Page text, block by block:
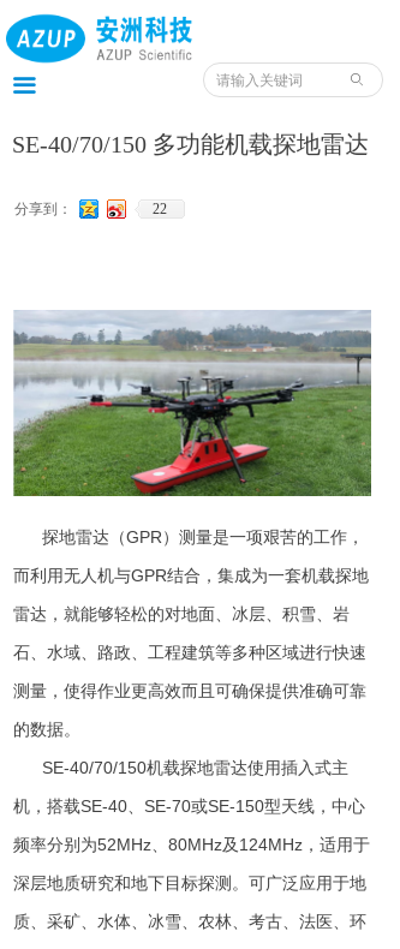
끀
首页
产品
服务
服务预约入口
资料
ꄙ
SE-40/70/150 多功能机载探地雷达
探地雷达（GPR）测量是一项艰苦的工作，
而利用无人机与GPR结合，集成为一套机载探地
雷达，就能够轻松的对地面、冰层、积雪、岩
石、水域、路政、工程建筑等多种区域进行快速
测量，使得作业更高效而且可确保提供准确可靠
的数据。
SE-40/70/150机载探地雷达使用插入式主
机，搭载SE-40、SE-70或SE-150型天线，中心
频率分别为52MHz、80MHz及124MHz，适用于
深层地质研究和地下目标探测。可广泛应用于地
质、采矿、水体、冰雪、农林、考古、法医、环
分享到： 22